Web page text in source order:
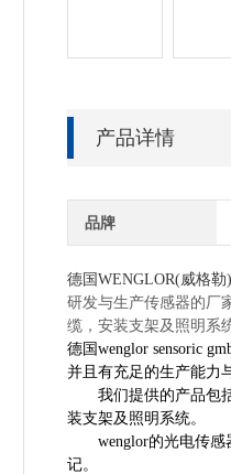
产品详情
品牌
德国WENGLOR(威格
研发与生产传感器的厂
缆，安装支架及照明系
德国wenglor sensoric
并且有充足的生产能力
我们提供的产品包括
装支架及照明系统。
wenglor的光电传感器
记。